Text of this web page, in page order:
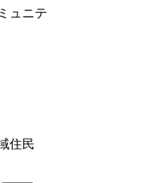
ュニテ
住民